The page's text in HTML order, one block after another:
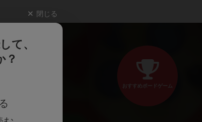
閉じる
て、
？
おすすめボードゲーム